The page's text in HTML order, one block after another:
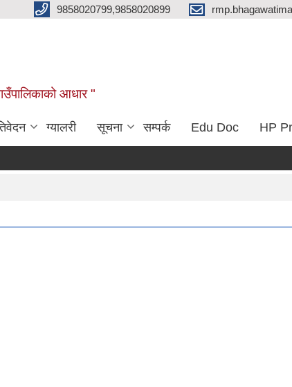
9858020799,9858020899
आधार "
ग्यालरी सूचना सम्पर्क Edu Doc HP